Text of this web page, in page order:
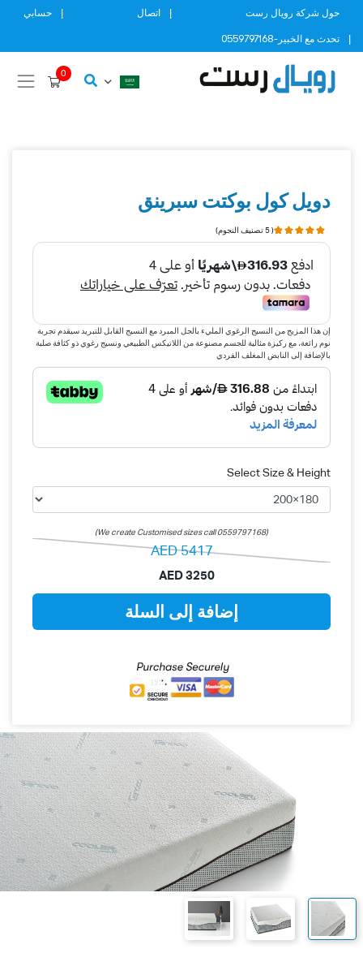
content
حول شركة رويال رست اتصال حسابي
تحدث مع الخبير-0559797168
0
دويل كول بوكتت سبرينق
( 5 تصنيف النجوم)
إن هذا المزيج من النسيج الرغوي المليء بالجل المبرد مع النسيج القابل للتبريد سيقدم تجربة
نوم رائعة، مع ركيزة مثالية للجسم مصنوعة من اللاتيكس الطبيعي ونسيج رغوي ذو كثافة صلبة
بالإضافة إلى النابض المغلف الفردي
Select Size & Height
(We create Customised sizes call 0559797168)
AED5417
AED3250
إضافة إلى السلة